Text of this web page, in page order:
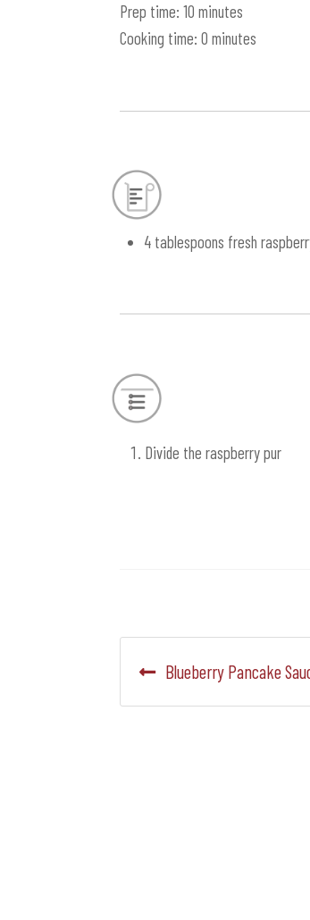
Prep time: 10 minutes
Cooking time: 0 minutes
4 tablespoons fresh
Divide the raspberry pur
Navegación
de
Anterior:
Blueberry Pancake